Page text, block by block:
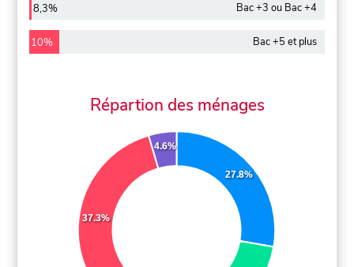
8,3% Bac +3 ou Bac +4
10% Bac +5 et plus
Répartion des ménages
27.8%
37.3%
4.6%